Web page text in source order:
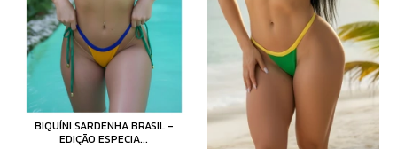
BIQUÍNI SARDENHA BRASIL -
EDIÇÃO ESPECIA...